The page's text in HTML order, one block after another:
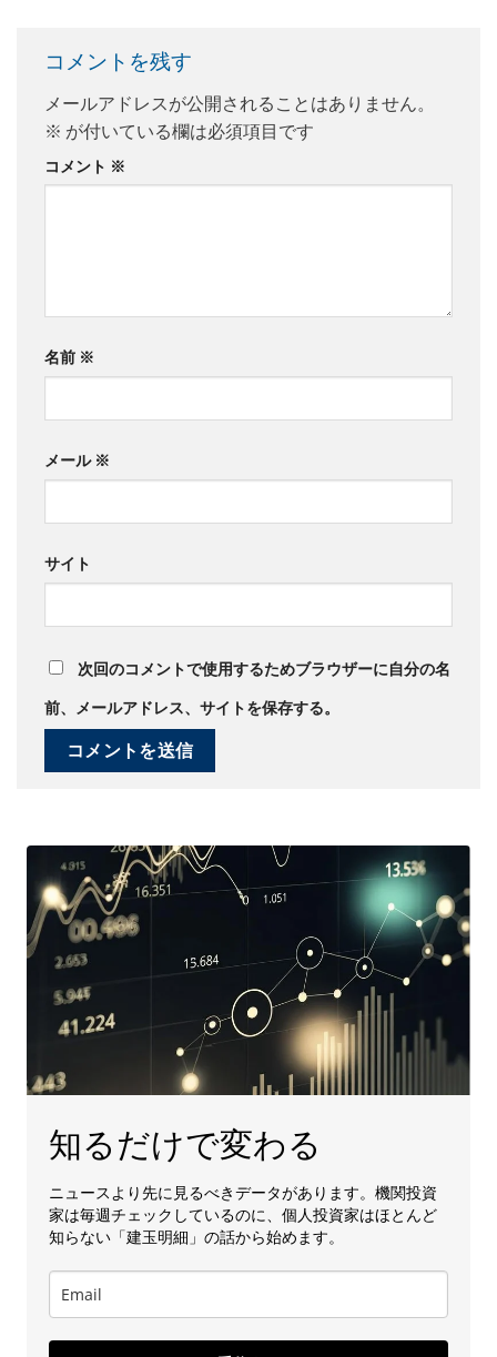
コメントを残す
メールアドレスが公開されることはありません。
※ が付いている欄は必須項目です
コメント ※
名前 ※
メール ※
サイト
次回のコメントで使用するためブラウザーに自分の名
前、メールアドレス、サイトを保存する。
知るだけで変わる
ニュースより先に見るべきデータがあります。機関投資
家は毎週チェックしているのに、個人投資家はほとんど
知らない「建玉明細」の話から始めます。